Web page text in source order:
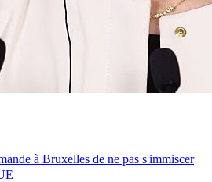
à Bruxelles de ne pas s'immiscer